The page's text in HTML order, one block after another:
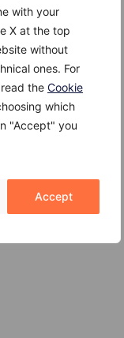
with your
X at the top
without
ones. For
the Cookie
which
"Accept" you
Accept
tecnologie
niobe